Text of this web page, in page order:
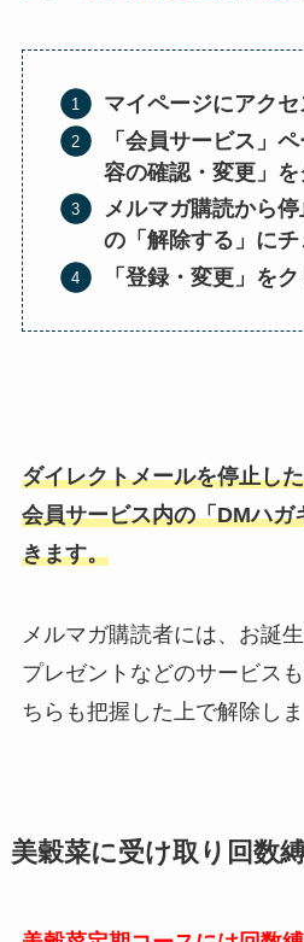
マイページにアクセ
「会員サービス」
容の確認・変更」を
メルマガ購読から
の「解除する」にチ
「登録・変更」を
ダイレクトメールを停止し
会員サービス内の「DMハガ
きます。
メルマガ購読者には、お誕
プレゼントなどのサービス
ちらも把握した上で解除しま
美穀菜に受け取り回数